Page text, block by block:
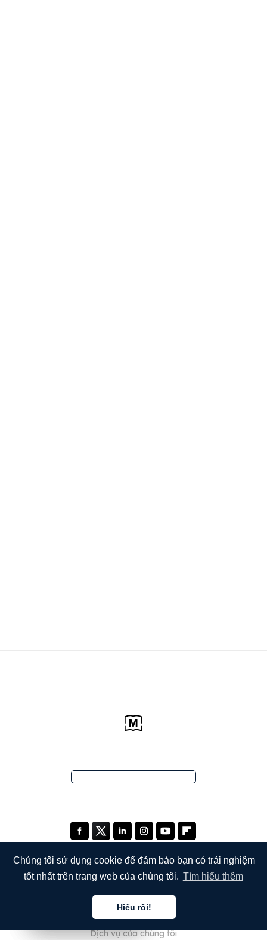
Chúng tôi sử dụng cookie để đảm bảo bạn có trải nghiệm
tốt nhất trên trang web của chúng tôi. Tìm hiểu thêm
Hiểu rồi!
Giới thiệu về chúng tôi
Dịch vụ của chúng tôi
Tiếng việt
Tiếng việt
Tiếng việt